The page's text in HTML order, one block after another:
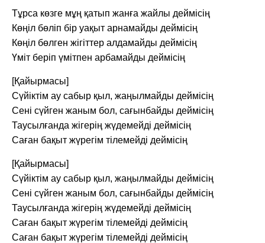
Тұрса көзге мұң қатып жанға жайлы деймісің
Көңіл бөліп бір уақыт арнамайды деймісің
Көңіл бөлген жігіттер алдамайды деймісің
Үміт беріп үмітпен арбамайды деймісің
[Қайырмасы]
Сүйіктім ау сабыр қыл, жаңылмайды деймісің
Сені сүйген жаным бол, сағынбайды деймісің
Таусылғанда жігерің жүдемейді деймісің
Саған бақыт жүрегім тілемейді деймісің
[Қайырмасы]
Сүйіктім ау сабыр қыл, жаңылмайды деймісің
Сені сүйген жаным бол, сағынбайды деймісің
Таусылғанда жігерің жүдемейді деймісің
Саған бақыт жүрегім тілемейді деймісің
Саған бақыт жүрегім тілемейді деймісің